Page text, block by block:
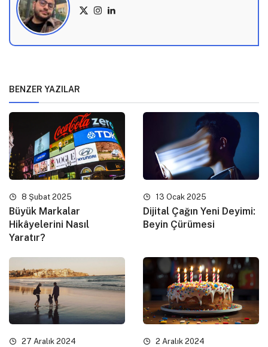
BENZER YAZILAR
8 Şubat 2025
Büyük Markalar
Hikâyelerini Nasıl
Yaratır?
13 Ocak 2025
Dijital Çağın Yeni Deyimi:
Beyin Çürümesi
27 Aralık 2024 2 Aralık 2024